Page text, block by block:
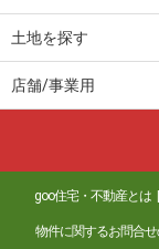
土地を探す
店舗/事業用
goo住宅・不動産とは
物件に関するお問合